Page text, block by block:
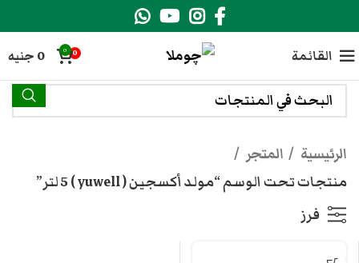
القائمة 0
0
0 جنيه
الرئيسية
المتجر
منتجات تحت الوسم “مولد أكسجين ( yuwell ) 5 لتر”
فرز